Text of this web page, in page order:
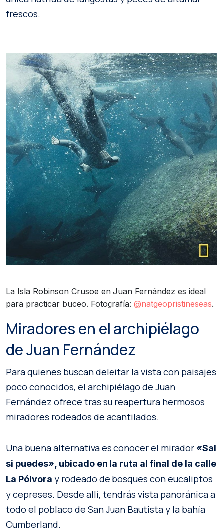
frescos.
La Isla Robinson Crusoe en Juan Fernández es ideal
para practicar buceo. Fotografía: @natgeopristineseas.
Miradores en el archipiélago
de Juan Fernández
Para quienes buscan deleitar la vista con paisajes
poco conocidos, el archipiélago de Juan
Fernández ofrece tras su reapertura hermosos
miradores rodeados de acantilados.
Una buena alternativa es conocer el mirador «Sal
si puedes», ubicado en la ruta al final de la calle
La Pólvora y rodeado de bosques con eucaliptos
y cepreses. Desde allí, tendrás vista panoránica a
todo el poblaco de San Juan Bautista y la bahía
Cumberland.